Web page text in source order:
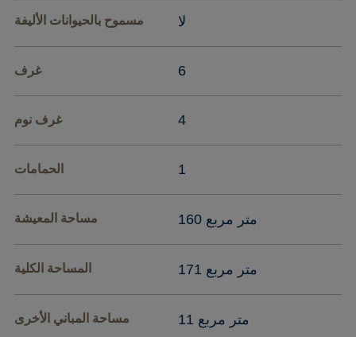
مسموح بالحيوانات الأليفة لا
غرف 6
غرف نوم 4
الحمامات 1
مساحة المعيشة 160 متر مربع
المساحة الكلية 171 متر مربع
مساحة المباني الأخرى 11 متر مربع